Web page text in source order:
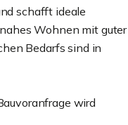
schafft ideale
Wohnen mit guter
Bedarfs sind in
wird